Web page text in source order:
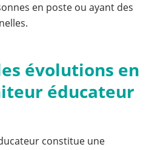
en poste ou ayant des
évolutions en
éducateur
constitue une